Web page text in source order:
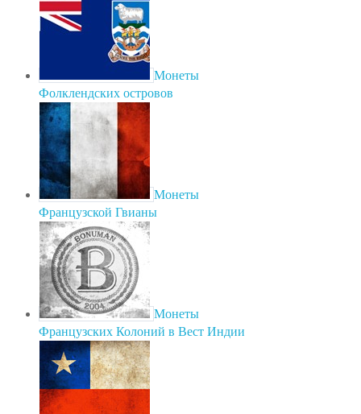
Монеты
Фолклендских островов
Монеты
Французской Гвианы
Монеты
Французских Колоний в Вест Индии